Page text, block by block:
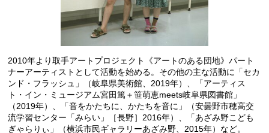
2010年より取手アートプロジェクト《アートのある団地》パート
ナーアーティストとして活動を始める。その他の主な活動に「セカ
ンド・フラッシュ」（岐阜県美術館、2019年）、「アーティス
ト・イン・ミュージアム宮田篤＋笹萌恵meets岐阜県図書館」
（2019年）、「音をかたちに、かたちを音に」（安曇野市穂高交
流学習センター「みらい」［長野］2016年）、「あざみ野こども
ぎゃらりぃ」（横浜市民ギャラリーあざみ野、2015年）など。